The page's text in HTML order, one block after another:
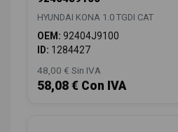
HYUNDAI KONA 1.0 TGDI CAT
OEM: 92404J9100
ID: 1284427
48,00 € Sin IVA
58,08 € Con IVA